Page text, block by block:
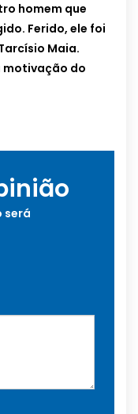
homem que
Ferido, ele foi
Maia.
motivação do
será